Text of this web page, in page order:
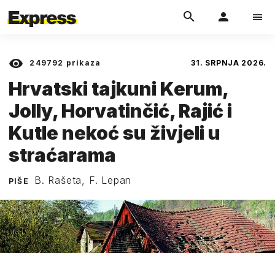
249792 prikaza 31. SRPNJA 2026.
Hrvatski tajkuni Kerum,
Jolly, Horvatinčić, Rajić i
Kutle nekoć su živjeli u
straćarama
PIŠE B. Rašeta, F. Lepan